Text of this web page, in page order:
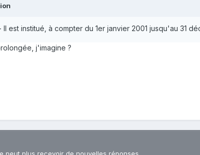
Il est institué, à compter du 1er janvier 2001 jusqu'au 31
j'imagine ?
peut plus recevoir de nouvelles réponses.